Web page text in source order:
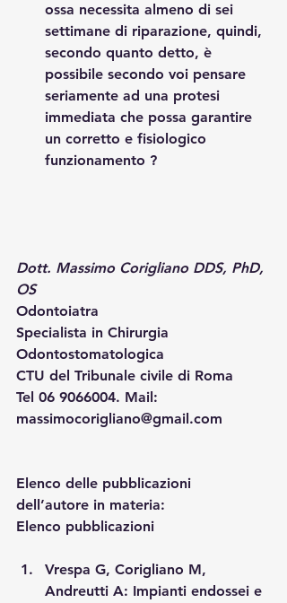
ossa necessita almeno di sei
settimane di riparazione, quindi,
secondo quanto detto, è
possibile secondo voi pensare
seriamente ad una protesi
immediata che possa garantire
un corretto e fisiologico
funzionamento ?
Dott. Massimo Corigliano DDS, PhD,
OS
Odontoiatra
Specialista in Chirurgia
Odontostomatologica
CTU del Tribunale civile di Roma
Tel 06 9066004. Mail:
massimocorigliano@gmail.com
Elenco delle pubblicazioni
dell’autore in materia:
Elenco pubblicazioni
Vrespa G, Corigliano M,
Andreutti A: Impianti endossei e